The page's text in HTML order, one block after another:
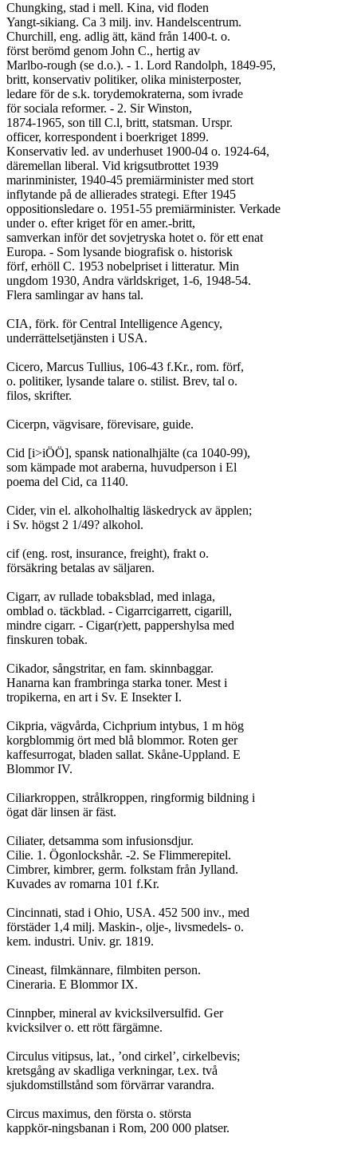
Chungking, stad i mell. Kina, vid floden
Yangt-sikiang. Ca 3 milj. inv. Handelscentrum.
Churchill, eng. adlig ätt, känd från 1400-t. o.
först berömd genom John C., hertig av
Marlbo-rough (se d.o.). - 1. Lord Randolph, 1849-95,
britt, konservativ politiker, olika ministerposter,
ledare för de s.k. torydemokraterna, som ivrade
för sociala reformer. - 2. Sir Winston,
1874-1965, son till C.l, britt, statsman. Urspr.
officer, korrespondent i boerkriget 1899.
Konservativ led. av underhuset 1900-04 o. 1924-64,
däremellan liberal. Vid krigsutbrottet 1939
marinminister, 1940-45 premiärminister med stort
inflytande på de allierades strategi. Efter 1945
oppositionsledare o. 1951-55 premiärminister. Verkade
under o. efter kriget för en amer.-britt,
samverkan inför det sovjetryska hotet o. för ett enat
Europa. - Som lysande biografisk o. historisk
förf, erhöll C. 1953 nobelpriset i litteratur. Min
ungdom 1930, Andra världskriget, 1-6, 1948-54.
Flera samlingar av hans tal.
CIA, förk. för Central Intelligence Agency,
underrättelsetjänsten i USA.
Cicero, Marcus Tullius, 106-43 f.Kr., rom. förf,
o. politiker, lysande talare o. stilist. Brev, tal o.
filos, skrifter.
Cicerpn, vägvisare, förevisare, guide.
Cid [i>iÖÖ], spansk nationalhjälte (ca 1040-99),
som kämpade mot araberna, huvudperson i El
poema del Cid, ca 1140.
Cider, vin el. alkoholhaltig läskedryck av äpplen;
i Sv. högst 2 1/49? alkohol.
cif (eng. rost, insurance, freight), frakt o.
försäkring betalas av säljaren.
Cigarr, av rullade tobaksblad, med inlaga,
omblad o. täckblad. - Cigarrcigarrett, cigarill,
mindre cigarr. - Cigar(r)ett, pappershylsa med
finskuren tobak.
Cikador, sångstritar, en fam. skinnbaggar.
Hanarna kan frambringa starka toner. Mest i
tropikerna, en art i Sv. E Insekter I.
Cikpria, vägvårda, Cichprium intybus, 1 m hög
korgblommig ört med blå blommor. Roten ger
kaffesurrogat, bladen sallat. Skåne-Uppland. E
Blommor IV.
Ciliarkroppen, strålkroppen, ringformig bildning i
ögat där linsen är fäst.
Ciliater, detsamma som infusionsdjur.
Cilie. 1. Ögonlockshår. -2. Se Flimmerepitel.
Cimbrer, kimbrer, germ. folkstam från Jylland.
Kuvades av romarna 101 f.Kr.
Cincinnati, stad i Ohio, USA. 452 500 inv., med
förstäder 1,4 milj. Maskin-, olje-, livsmedels- o.
kem. industri. Univ. gr. 1819.
Cineast, filmkännare, filmbiten person.
Cineraria. E Blommor IX.
Cinnpber, mineral av kvicksilversulfid. Ger
kvicksilver o. ett rött färgämne.
Circulus vitipsus, lat., ’ond cirkel’, cirkelbevis;
kretsgång av skadliga verkningar, t.ex. två
sjukdomstillstånd som förvärrar varandra.
Circus maximus, den första o. största
kappkör-ningsbanan i Rom, 200 000 platser.